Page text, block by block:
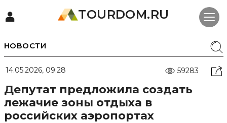
TOURDOM.RU
НОВОСТИ
14.05.2026, 09:28 59283
Депутат предложила создать
лежачие зоны отдыха в
российских аэропортах